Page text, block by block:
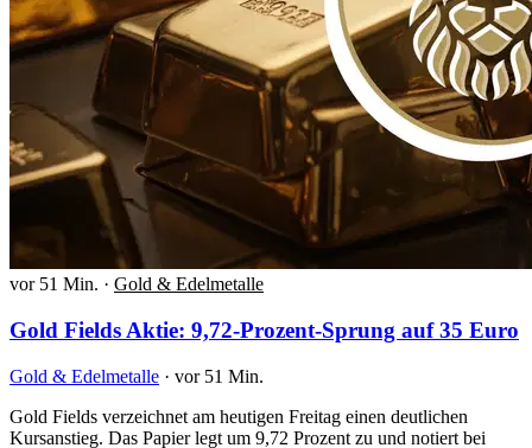
vor 51 Min. · Gold & Edelmetalle
Gold Fields Aktie: 9,72-Prozent-Sprung auf 35 Euro
Gold & Edelmetalle · vor 51 Min.
Gold Fields verzeichnet am heutigen Freitag einen deutlichen
Kursanstieg. Das Papier legt um 9,72 Prozent zu und notiert bei